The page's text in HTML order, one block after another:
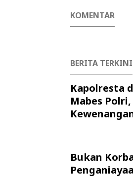
KOMENTAR
BERITA TERKINI
Kapolresta
Mabes
Bukan